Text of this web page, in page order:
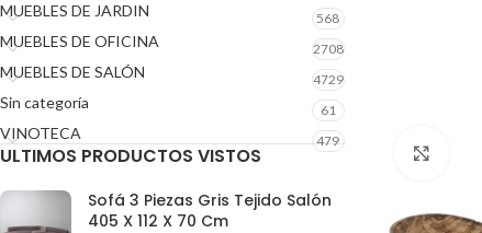
MUEBLES DE JARDIN 568
MUEBLES DE OFICINA 2708
MUEBLES DE SALÓN 4729
Sin categoría 61
VINOTECA 479
ULTIMOS PRODUCTOS VISTOS
Sofá 3 Piezas Gris Tejido Salón
405 X 112 X 70 Cm